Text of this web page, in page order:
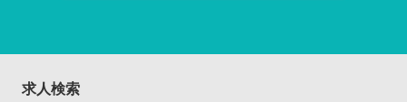
求人検索